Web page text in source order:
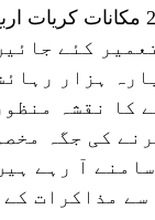
کئے
ہزار
کا نقشہ
کی جگہ
آ رہے
مذاکرات